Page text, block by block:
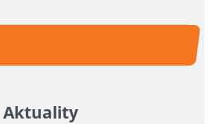
Aktuality